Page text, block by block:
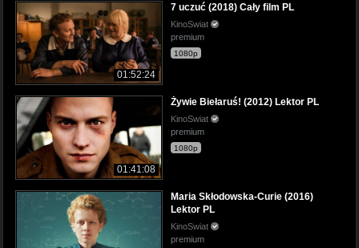
01:52:24
7 uczuć (2018) Cały film PL
KinoSwiat
premium
1080p
01:41:08
Żywie Biełaruś! (2012) Lektor PL
KinoSwiat
premium
1080p
Maria Skłodowska-Curie (2016)
Lektor PL
KinoSwiat
premium